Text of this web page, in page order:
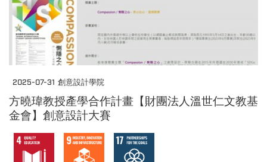
2025-07-31 創意設計學院
方曉瑋教授產學合作計畫【財團法人溫世仁文教基
金會】創意設計大賽